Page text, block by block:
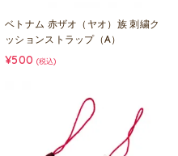
ベトナム 赤ザオ（ヤオ）族 刺繍ク
ッションストラップ（A）
¥500 (税込)